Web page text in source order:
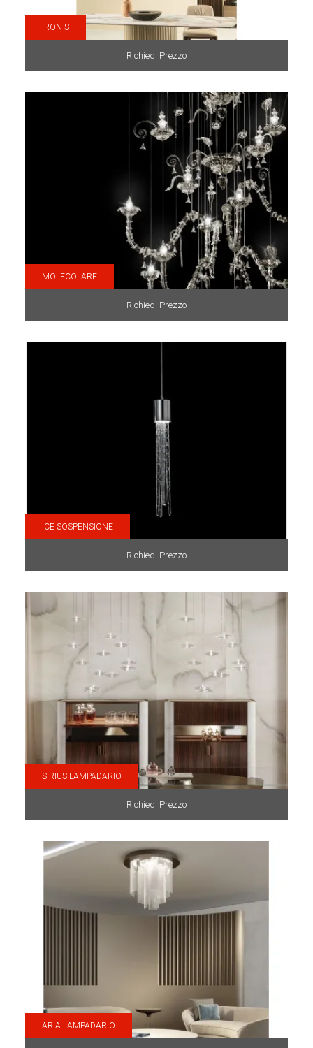
IRON S
Richiedi Prezzo
MOLECOLARE
Richiedi Prezzo
ICE SOSPENSIONE
Richiedi Prezzo
SIRIUS LAMPADARIO
Richiedi Prezzo
ARIA LAMPADARIO